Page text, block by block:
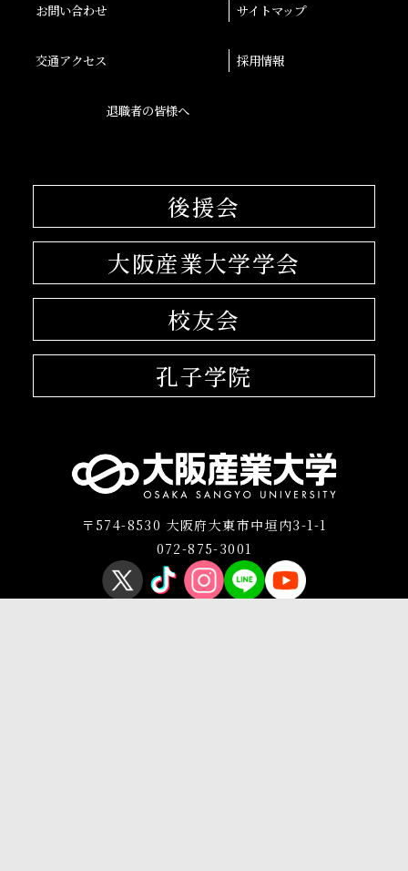
お問い合わせ サイトマップ
交通アクセス 採用情報
退職者の皆様へ
後援会
大阪産業大学学会
校友会
孔子学院
〒574-8530 大阪府大東市中垣内3-1-1
072-875-3001